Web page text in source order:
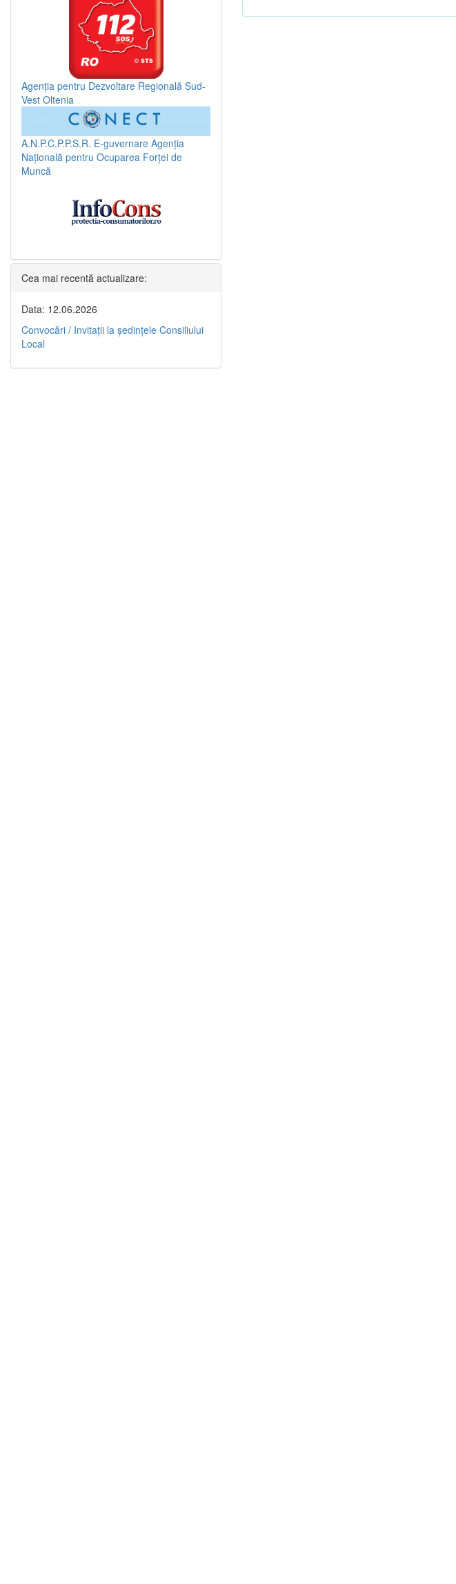
Agenția pentru Dezvoltare Regională Sud-
Vest Oltenia
A.N.P.C.P.P.S.R. E-guvernare Agenția
Națională pentru Ocuparea Forței de
Muncă
Cea mai recentă actualizare:
Data: 12.06.2026
Convocări / Invitaţii la şedinţele Consiliului
Local